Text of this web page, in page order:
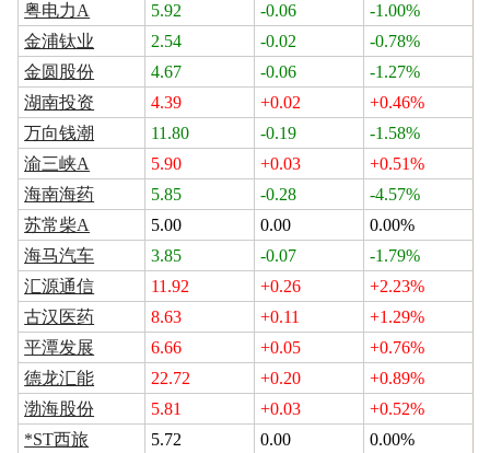
粤电力A
5.92 -0.06
-1.00%
金浦钛业
2.54 -0.02
-0.78%
金圆股份
4.67 -0.06
-1.27%
湖南投资
4.39 +0.02
+0.46%
万向钱潮
11.80 -0.19
-1.58%
渝三峡A
5.90 +0.03
+0.51%
海南海药
5.85 -0.28
-4.57%
苏常柴A
5.00 0.00
0.00%
海马汽车
3.85 -0.07
-1.79%
汇源通信
11.92 +0.26
+2.23%
古汉医药
8.63 +0.11
+1.29%
平潭发展
6.66 +0.05
+0.76%
德龙汇能
22.72 +0.20
+0.89%
渤海股份
5.81 +0.03
+0.52%
*ST西旅
5.72 0.00
0.00%